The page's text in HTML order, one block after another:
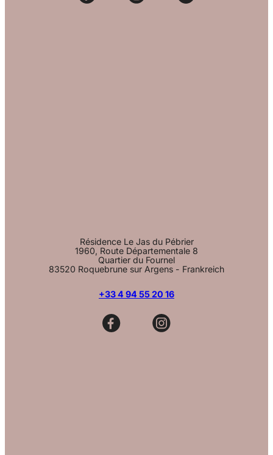
Résidence Le Jas du Pébrier
1960, Route Départementale 8
Quartier du Fournel
83520 Roquebrune sur Argens - Frankreich
+33 4 94 55 20 16